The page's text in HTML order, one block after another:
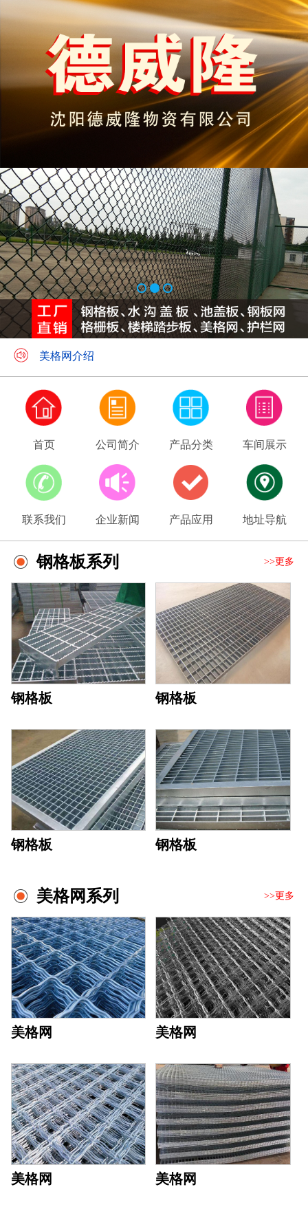
钢格板应用领域
美格网介绍
首页 公司简介 产品分类 车间展示
联系我们 企业新闻 产品应用 地址导航
钢格板系列 >>更多
钢格板 钢格板
钢格板 钢格板
美格网系列 >>更多
美格网 美格网
美格网 美格网